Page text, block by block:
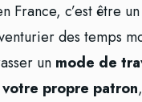
France, c’est être un
des temps
un mode de
propre patron